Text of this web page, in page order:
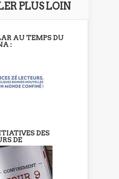
PLUS LOIN
AU TEMPS DU
:
DES
DE